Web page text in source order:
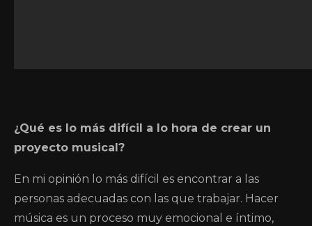
¿Qué es lo más difícil a lo hora de crear un
proyecto musical?
En mi opinión lo más difícil es encontrar a las
personas adecuadas con las que trabajar. Hacer
música es un proceso muy emocional e íntimo,